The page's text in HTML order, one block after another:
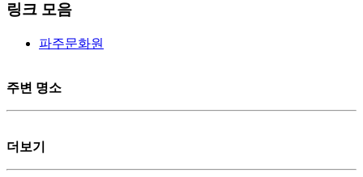
링크 모음
파주문화원
주변 명소
더보기